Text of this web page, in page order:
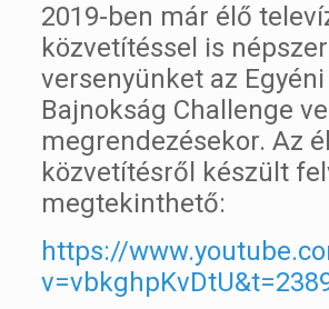
2019-ben már élő
közvetítéssel is
versenyünket az
Bajnokság Challenge
megrendezésekor. Az
közvetítésről készült
megtekinthető:
https://